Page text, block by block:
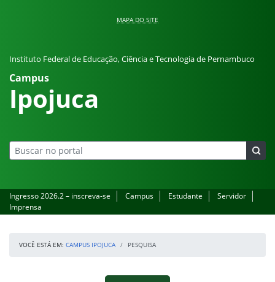
MAPA DO SITE
Instituto Federal de Educação, Ciência e Tecnologia de Pernambuco
Campus
Ipojuca
Ingresso 2026.2 – inscreva-se Campus Estudante
Servidor
Imprensa
VOCÊ ESTÁ EM: CAMPUS IPOJUCA PESQUISA